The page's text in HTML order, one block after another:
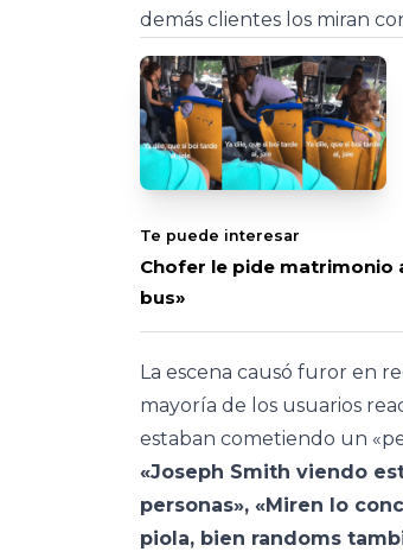
demás clientes los miran
Te puede interesar
Chofer le pide matrimonio
bus»
La escena causó furor en
mayoría de los usuarios
estaban cometiendo un
«Joseph Smith viendo
personas», «Miren lo
piola, bien randoms